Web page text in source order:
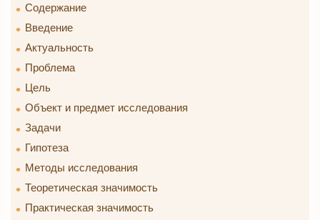
Содержание
Введение
Актуальность
Проблема
Цель
Объект и предмет исследования
Задачи
Гипотеза
Методы исследования
Теоретическая значимость
Практическая значимость